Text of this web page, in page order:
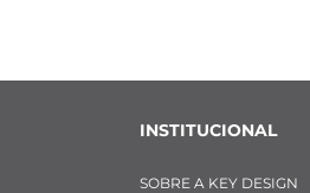
INSTITUCIONAL
SOBRE A KEY DESIGN